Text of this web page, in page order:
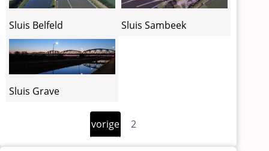
Sluis Belfeld Sluis Sambeek
Sluis Grave
Vorige
pagina
vorige 2